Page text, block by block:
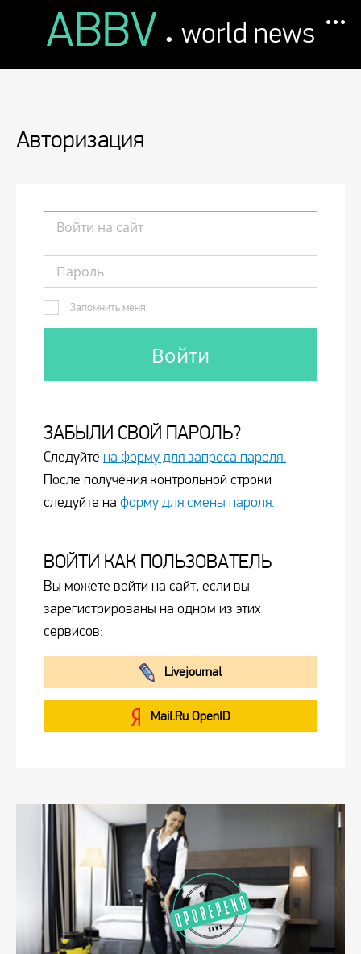
ABBV . world news
Авторизация
Запомнить меня
ЗАБЫЛИ СВОЙ ПАРОЛЬ?
Следуйте на форму для запроса пароля.
После получения контрольной строки
следуйте на форму для смены пароля.
ВОЙТИ КАК ПОЛЬЗОВАТЕЛЬ
Вы можете войти на сайт, если вы
зарегистрированы на одном из этих
сервисов:
Livejournal
Mail.Ru OpenID